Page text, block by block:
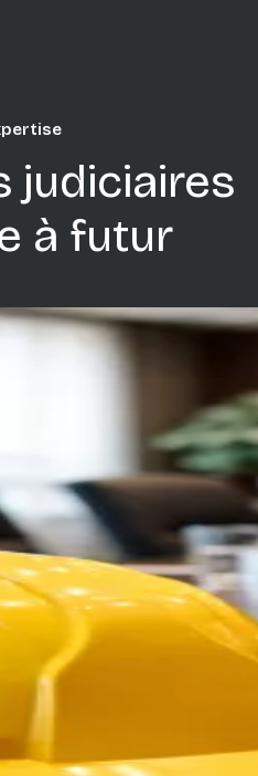
judiciaires
à futur